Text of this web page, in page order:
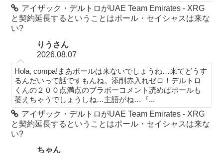
アイザック・デルトロがUAE Team Emirates - XRG
と契約延長するということはポール・セイシャスは来な
い?
りうさん
2026.08.07
Hola, compa!まあポールは来ないでしょうね…来てどうす
るんだいって話ですもんね。添削赤入れゼロ！デルトロ
くんの２００点満点のブラボーコメント読めばポールも
萎えちゃうでしょうしね…主語がね…『...
アイザック・デルトロがUAE Team Emirates - XRG
と契約延長するということはポール・セイシャスは来な
い?
ちゃん